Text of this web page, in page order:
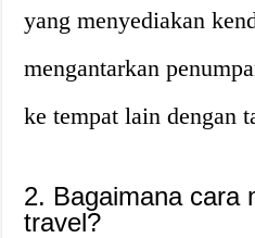
yang menyediakan
mengantarkan
ke tempat lain dengan
2. Bagaimana cara
travel?